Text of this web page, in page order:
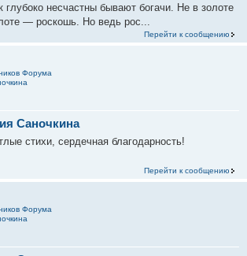
глубоко несчастны бывают богачи. Не в золоте
— роскошь. Но ведь рос...
Перейти к сообщению
Форума
Саночкина
стихи, сердечная благодарность!
Перейти к сообщению
Форума